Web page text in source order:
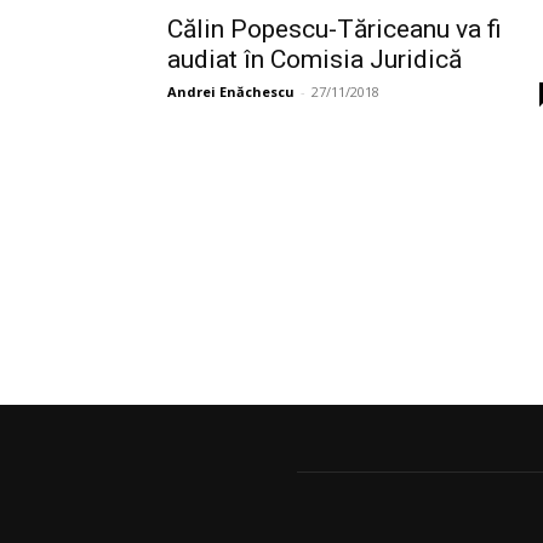
Călin Popescu-Tăriceanu va fi
audiat în Comisia Juridică
Andrei Enăchescu - 27/11/2018